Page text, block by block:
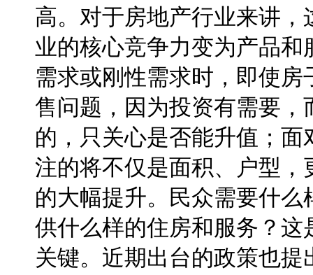
高。对于房地产行业来讲
业的核心竞争力变为产品
需求或刚性需求时，即使
售问题，因为投资有需要
的，只关心是否能升值；
注的将不仅是面积、户型
的大幅提升。民众需要什
供什么样的住房和服务？
关键。近期出台的政策也